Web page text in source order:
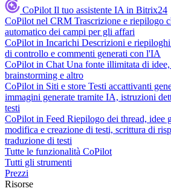
CoPilot Il tuo assistente IA in Bitrix24
CoPilot nel CRM Trascrizione e riepilogo
automatico dei campi per gli affari
CoPilot in Incarichi Descrizioni e
di controllo e commenti generati con l'IA
CoPilot in Chat Una fonte illimitata di
brainstorming e altro
CoPilot in Siti e store Testi accattivanti
immagini generate tramite IA, istruzioni
testi
CoPilot in Feed Riepilogo dei thread, idee
modifica e creazione di testi, scrittura di
traduzione di testi
Tutte le funzionalità CoPilot
Tutti gli strumenti
Prezzi
Risorse